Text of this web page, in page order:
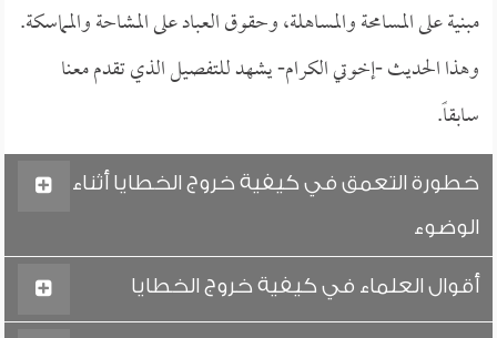
مبنية على المسامحة والمساهلة، وحقوق العباد على المشاحة والمماسكة.
وهذا الحديث -إخوتي الكرام- يشهد للتفصيل الذي تقدم معنا
سابقاً.
خطورة التعمق في كيفية خروج الخطايا أثناء
الوضوء
أقوال العلماء في كيفية خروج الخطايا